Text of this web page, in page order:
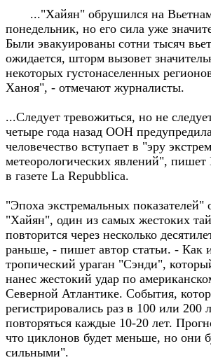
..."Хайян" обрушился на
понедельник, но его сила уже
Были эвакуированы сотни тысяч
ожидается, шторм вызовет
некоторых густонаселенных
Ханоя", - отмечают журналисты.
...Следует тревожиться, но не
четыре года назад ООН
человечество вступает в "эру
метеорологических явлений",
в газете La Repubblica.
"Эпоха экстремальных показателей"
"Хайян", один из самых жестоких
повторится через несколько
раньше, - пишет автор статьи. - Как
тропический ураган "Сэнди",
нанес жестокий удар по
Северной Атлантике. События,
регистрировались раз в 100 или 200
повторяться каждые 10-20 лет.
что циклонов будет меньше, но они
сильными".